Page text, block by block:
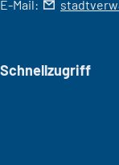
E-Mail:
Schnellzugriff